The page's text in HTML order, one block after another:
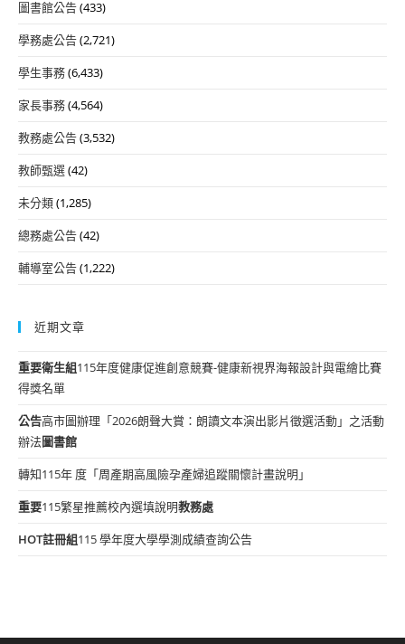
圖書館公告(433)
學務處公告(2,721)
學生事務(6,433)
家長事務(4,564)
教務處公告(3,532)
教師甄選(42)
未分類(1,285)
總務處公告(42)
輔導室公告(1,222)
近期文章
重要衛生組115年度健康促進創意競賽-健康新視界海報設計與電繪比賽
得獎名單
公告高市圖辦理「2026朗聲大賞：朗讀文本演出影片徵選活動」之活動
辦法圖書館
轉知115年 度「周產期高風險孕產婦追蹤關懷計畫說明」
重要115繁星推薦校內選填說明教務處
HOT註冊組115 學年度大學學測成績查詢公告